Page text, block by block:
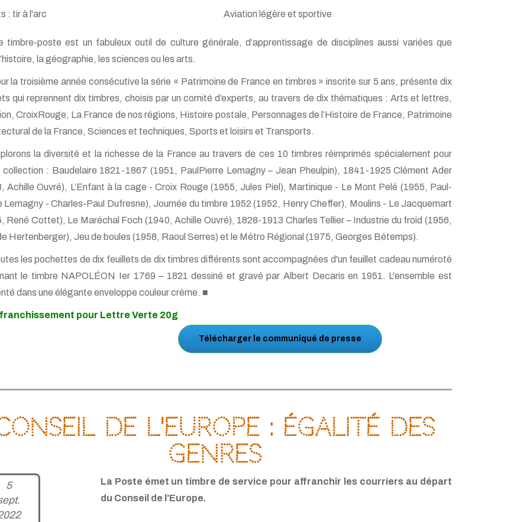
: tir à l'arc Aviation légère et sportive
timbre-poste est un fabuleux outil de culture générale, d’apprentissage de disciplines aussi variées que
l’histoire, la géographie, les sciences ou les arts.
la troisième année consécutive la série « Patrimoine de France en timbres » inscrite sur 5 ans, présente dix
qui reprennent dix timbres, choisis par un comité d’experts, au travers de dix thématiques : Arts et lettres,
CroixRouge, La France de nos régions, Histoire postale, Personnages de l’Histoire de France, Patrimoine
de la France, Sciences et techniques, Sports et loisirs et Transports.
la diversité et la richesse de la France au travers de ces 10 timbres réimprimés spécialement pour
: Baudelaire 1821-1867 (1951, PaulPierre Lemagny – Jean Pheulpin), 1841-1925 Clément Ader
Achille Ouvré), L’Enfant à la cage - Croix Rouge (1955, Jules Piel), Martinique - Le Mont Pelé (1955, Paul-
Lemagny - Charles-Paul Dufresne), Journée du timbre 1952 (1952, Henry Cheffer), Moulins - Le Jacquemart
René Cottet), Le Maréchal Foch (1940, Achille Ouvré), 1828-1913 Charles Tellier – Industrie du froid (1956,
Hertenberger), Jeu de boules (1958, Raoul Serres) et le Métro Régional (1975, Georges Bétemps).
les pochettes de dix feuillets de dix timbres différents sont accompagnées d'un feuillet cadeau numéroté
le timbre NAPOLÉON Ier 1769 – 1821 dessiné et gravé par Albert Decaris en 1951. L'ensemble est
dans une élégante enveloppe couleur crème. ■
pour Lettre Verte 20g
Télécharger le communiqué de presse
de l'Europe : Égalité des
genres
5
La Poste émet un timbre de service pour affranchir les courriers au départ
du Conseil de l’Europe.